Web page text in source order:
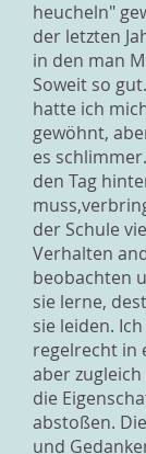
heucheln"
der letzten
in den man
Soweit so
hatte ich
gewöhnt,
es
den Tag
der Schule
Verhalten
beobachten
sie lerne,
sie leiden.
regelrecht in
aber
die
abstoßen.
und